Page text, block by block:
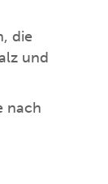
die
und
nach